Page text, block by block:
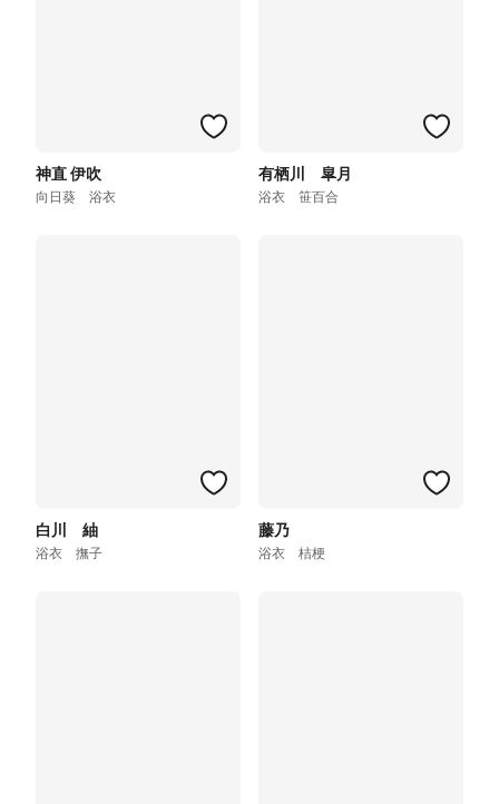
神直 伊吹
向日葵 浴衣
有栖川 皐月
浴衣 笹百合
白川 紬
浴衣 撫子
藤乃
浴衣 桔梗